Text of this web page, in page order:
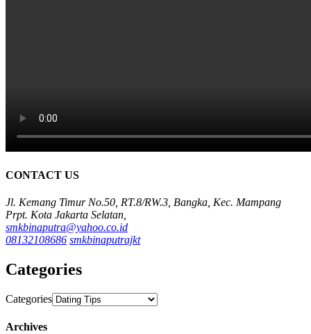
CONTACT US
Jl. Kemang Timur No.50, RT.8/RW.3, Bangka, Kec. Mampang
Prpt. Kota Jakarta Selatan,
smkbinaputra@yahoo.co.id
08132108686 smkbinaputrajkt
Categories
Categories
Archives